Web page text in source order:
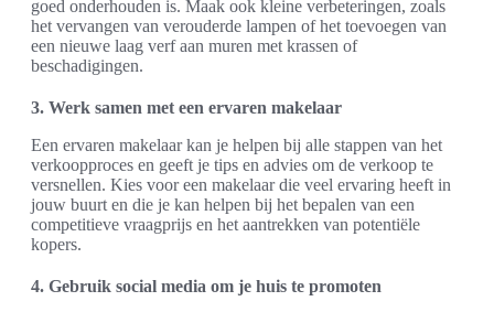
goed onderhouden is. Maak ook kleine verbeteringen, zoals
het vervangen van verouderde lampen of het toevoegen van
een nieuwe laag verf aan muren met krassen of
beschadigingen.
3. Werk samen met een ervaren makelaar
Een ervaren makelaar kan je helpen bij alle stappen van het
verkoopproces en geeft je tips en advies om de verkoop te
versnellen. Kies voor een makelaar die veel ervaring heeft in
jouw buurt en die je kan helpen bij het bepalen van een
competitieve vraagprijs en het aantrekken van potentiële
kopers.
4. Gebruik social media om je huis te promoten